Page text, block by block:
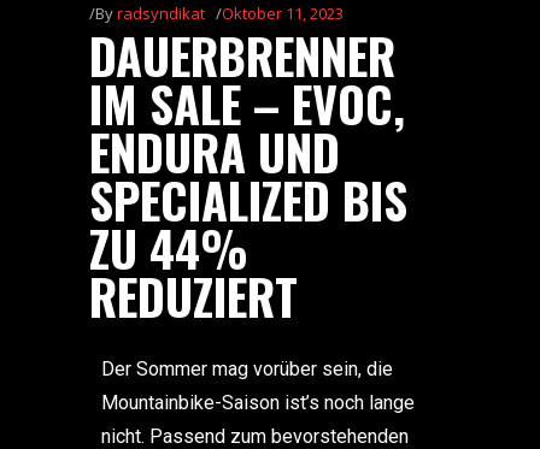
Byradsyndikat Oktober 11, 2023
DAUERBRENNER
IM SALE – EVOC,
ENDURA UND
SPECIALIZED BIS
ZU 44%
REDUZIERT
Der Sommer mag vorüber sein, die
Mountainbike-Saison ist’s noch lange
nicht. Passend zum bevorstehenden